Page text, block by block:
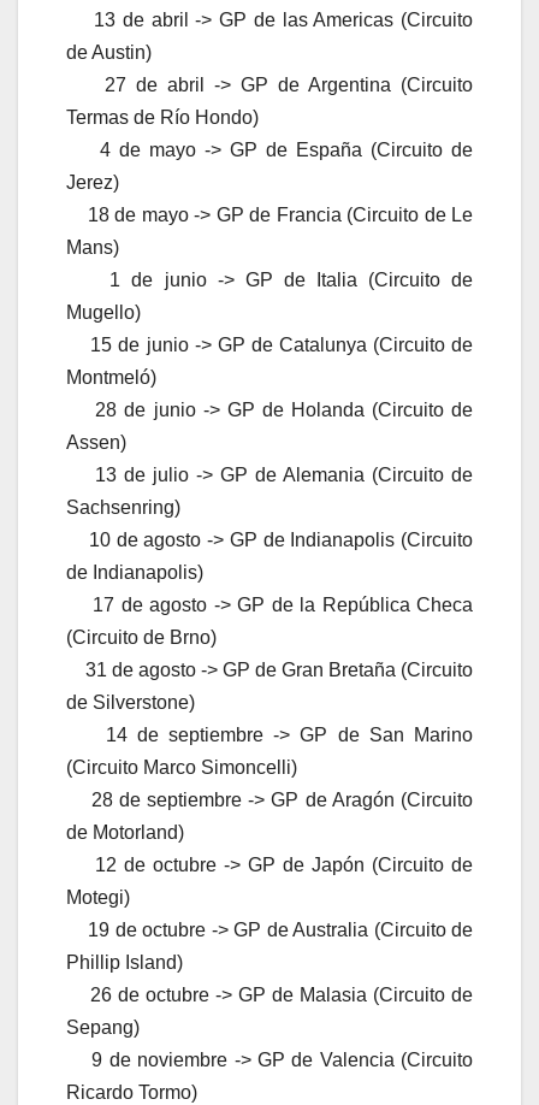
13 de abril -> GP de las Americas (Circuito
de Austin)
27 de abril -> GP de Argentina (Circuito
Termas de Río Hondo)
4 de mayo -> GP de España (Circuito de
Jerez)
18 de mayo -> GP de Francia (Circuito de Le
Mans)
1 de junio -> GP de Italia (Circuito de
Mugello)
15 de junio -> GP de Catalunya (Circuito de
Montmeló)
28 de junio -> GP de Holanda (Circuito de
Assen)
13 de julio -> GP de Alemania (Circuito de
Sachsenring)
10 de agosto -> GP de Indianapolis (Circuito
de Indianapolis)
17 de agosto -> GP de la República Checa
(Circuito de Brno)
31 de agosto -> GP de Gran Bretaña (Circuito
de Silverstone)
14 de septiembre -> GP de San Marino
(Circuito Marco Simoncelli)
28 de septiembre -> GP de Aragón (Circuito
de Motorland)
12 de octubre -> GP de Japón (Circuito de
Motegi)
19 de octubre -> GP de Australia (Circuito de
Phillip Island)
26 de octubre -> GP de Malasia (Circuito de
Sepang)
9 de noviembre -> GP de Valencia (Circuito
Ricardo Tormo)